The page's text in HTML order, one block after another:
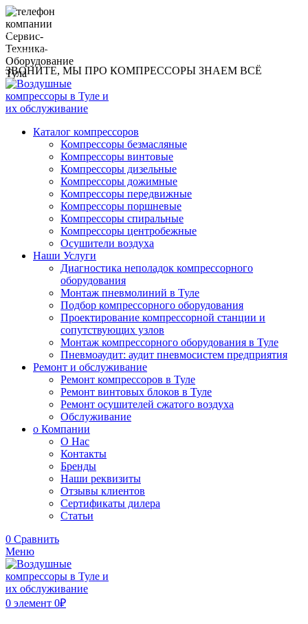
8 (960) 593-1219
compressor@toolsmachines.ru
ЗВОНИТЕ, МЫ ПРО КОМПРЕССОРЫ ЗНАЕМ ВСЁ
Каталог компрессоров
Компрессоры безмасляные
Компрессоры винтовые
Компрессоры дизельные
Компрессоры дожимные
Компрессоры передвижные
Компрессоры поршневые
Компрессоры спиральные
Компрессоры центробежные
Осушители воздуха
Наши Услуги
Диагностика неполадок компрессорного
оборудования
Монтаж пневмолиний в Туле
Подбор компрессорного оборудования
Проектирование компрессорной станции и
сопутствующих узлов
Монтаж компрессорного оборудования в Туле
Пневмоаудит: аудит пневмосистем предприятия
Ремонт и обслуживание
Ремонт компрессоров в Туле
Ремонт винтовых блоков в Туле
Ремонт осушителей сжатого воздуха
Обслуживание
о Компании
О Нас
Контакты
Бренды
Наши реквизиты
Отзывы клиентов
Сертификаты дилера
Статьи
0 Сравнить
Меню
0 элемент 0₽